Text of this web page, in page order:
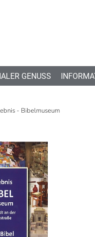
GENUSS
- Bibelmuseum